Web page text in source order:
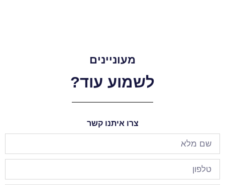
מעוניינים
לשמוע עוד?
צרו איתנו קשר